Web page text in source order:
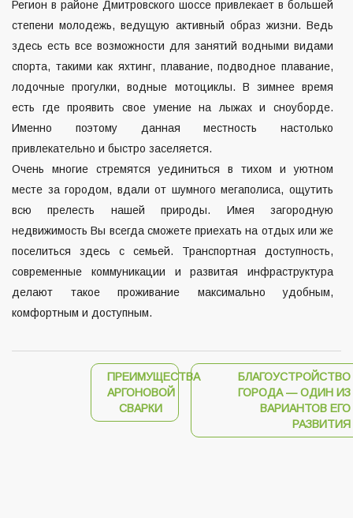
Регион в районе Дмитровского шоссе привлекает в большей
степени молодежь, ведущую активный образ жизни. Ведь
здесь есть все возможности для занятий водными видами
спорта, такими как яхтинг, плавание, подводное плавание,
лодочные прогулки, водные мотоциклы. В зимнее время
есть где проявить свое умение на лыжах и сноуборде.
Именно поэтому данная местность настолько
привлекательно и быстро заселяется.
Очень многие стремятся уединиться в тихом и уютном
месте за городом, вдали от шумного мегаполиса, ощутить
всю прелесть нашей природы. Имея загородную
недвижимость Вы всегда сможете приехать на отдых или же
поселиться здесь с семьей. Транспортная доступность,
современные коммуникации и развитая инфраструктура
делают такое проживание максимально удобным,
комфортным и доступным.
ПРЕИМУЩЕСТВА
АРГОНОВОЙ
СВАРКИ
БЛАГОУСТРОЙСТВО
ГОРОДА — ОДИН ИЗ
ВАРИАНТОВ ЕГО
РАЗВИТИЯ